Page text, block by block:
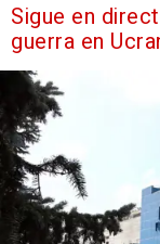
Sigue en
guerra en